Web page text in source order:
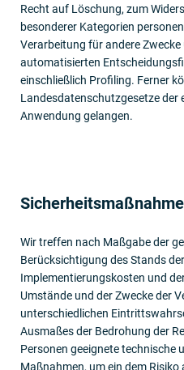
Recht auf Löschung, zum
besonderer Kategorien
Verarbeitung für andere
automatisierten
einschließlich Profiling. Ferner
Landesdatenschutzgesetze der
Anwendung gelangen.
Wir treffen nach Maßgabe der
Berücksichtigung des Stands
Implementierungskosten und
Umstände und der Zwecke der
unterschiedlichen
Ausmaßes der Bedrohung der
Personen geeignete technische
Maßnahmen, um ein dem